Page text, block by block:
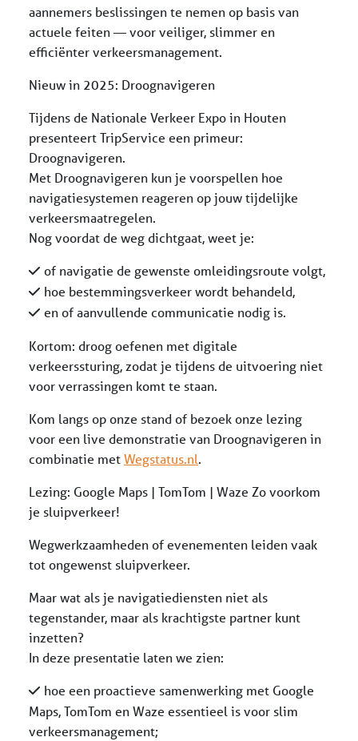
aannemers beslissingen te nemen op basis van
actuele feiten — voor veiliger, slimmer en
efficiënter verkeersmanagement.
Nieuw in 2025: Droognavigeren
Tijdens de Nationale Verkeer Expo in Houten
presenteert TripService een primeur:
Droognavigeren.
Met Droognavigeren kun je voorspellen hoe
navigatiesystemen reageren op jouw tijdelijke
verkeersmaatregelen.
Nog voordat de weg dichtgaat, weet je:
of navigatie de gewenste omleidingsroute volgt,
hoe bestemmingsverkeer wordt behandeld,
en of aanvullende communicatie nodig is.
Kortom: droog oefenen met digitale
verkeerssturing, zodat je tijdens de uitvoering niet
voor verrassingen komt te staan.
Kom langs op onze stand of bezoek onze lezing
voor een live demonstratie van Droognavigeren in
combinatie metWegstatus.nl.
Lezing: Google Maps | TomTom | Waze Zo voorkom
je sluipverkeer!
Wegwerkzaamheden of evenementen leiden vaak
tot ongewenst sluipverkeer.
Maar wat als je navigatiediensten niet als
tegenstander, maar als krachtigste partner kunt
inzetten?
In deze presentatie laten we zien:
hoe een proactieve samenwerking met Google
Maps, TomTom en Waze essentieel is voor slim
verkeersmanagement;